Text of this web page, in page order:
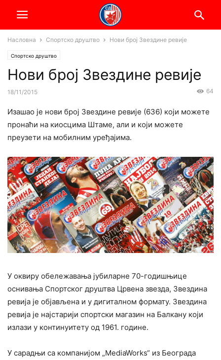
Насловна Спортско друштво Нови број Звездине ревије
Спортско друштво
Нови број Звездине ревије
18/11/2015 64
Изашао је нови број Звездине ревије (636) који можете
пронаћи на киосцима Штаме, али и који можете
преузети на мобилним уређајима.
У оквиру обележавања јубиларне 70-годишњице
оснивања Спортског друштва Црвена звезда, Звездина
ревија је објављена и у дигиталном формату. Звездина
ревија је најстарији спортски магазин на Балкану који
излази у континуитету од 1961. године.
У сарадњи са компанијом „MediaWorks“ из Београда